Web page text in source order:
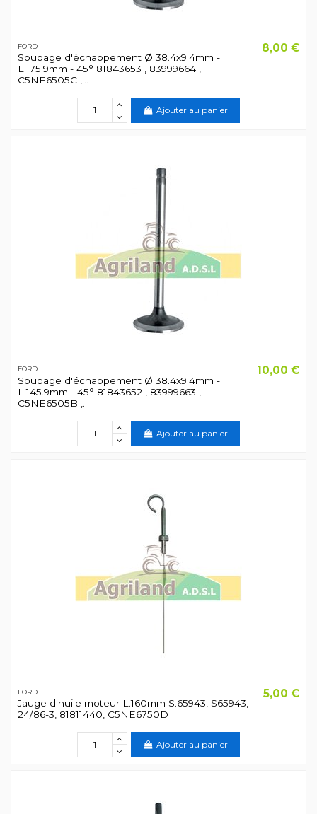
FORD
Soupage d'échappement Ø 38.4x9.4mm -
L.175.9mm - 45° 81843653 , 83999664 ,
C5NE6505C ,...
8,00 €
Ajouter au panier
FORD
Soupage d'échappement Ø 38.4x9.4mm -
L.145.9mm - 45° 81843652 , 83999663 ,
C5NE6505B ,...
10,00 €
Ajouter au panier
FORD
Jauge d'huile moteur L.160mm S.65943, S65943,
24/86-3, 81811440, C5NE6750D
5,00 €
Ajouter au panier